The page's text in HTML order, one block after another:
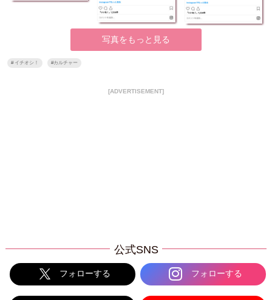
写真をもっと見る
#イチオシ！ #カルチャー
[ADVERTISEMENT]
公式SNS
フォローする フォローする